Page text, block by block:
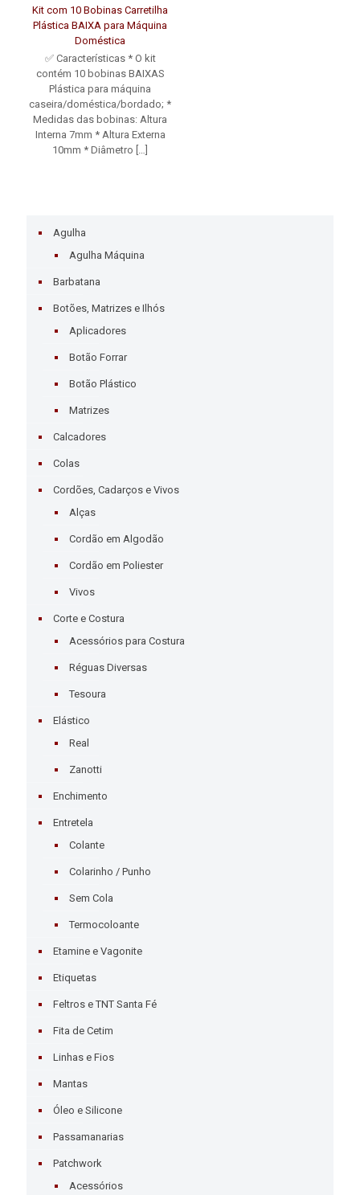
Kit com 10 Bobinas Carretilha
Plástica BAIXA para Máquina
Doméstica
✅ Características * O kit
contém 10 bobinas BAIXAS
Plástica para máquina
caseira/doméstica/bordado; *
Medidas das bobinas: Altura
Interna 7mm * Altura Externa
10mm * Diâmetro […]
Agulha
Agulha Máquina
Barbatana
Botões, Matrizes e Ilhós
Aplicadores
Botão Forrar
Botão Plástico
Matrizes
Calcadores
Colas
Cordões, Cadarços e Vivos
Alças
Cordão em Algodão
Cordão em Poliester
Vivos
Corte e Costura
Acessórios para Costura
Réguas Diversas
Tesoura
Elástico
Real
Zanotti
Enchimento
Entretela
Colante
Colarinho / Punho
Sem Cola
Termocoloante
Etamine e Vagonite
Etiquetas
Feltros e TNT Santa Fé
Fita de Cetim
Linhas e Fios
Mantas
Óleo e Silicone
Passamanarias
Patchwork
Acessórios